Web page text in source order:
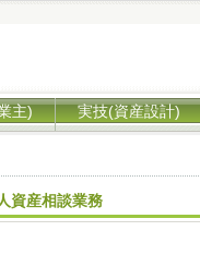
主) 実技(資産設計)
資産相談業務